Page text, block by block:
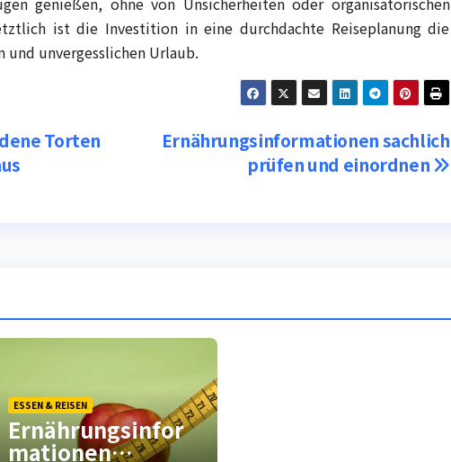
ist die Investition in eine durchdachte Reiseplanung die
und unvergesslichen Urlaub.
Ernährungsinformationen sachlich
prüfen und einordnen
Torten
ESSEN & REISEN
Ernährungsinfor
mationen